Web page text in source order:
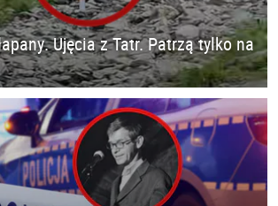
Ujęcia z Tatr. Patrzą tylko na